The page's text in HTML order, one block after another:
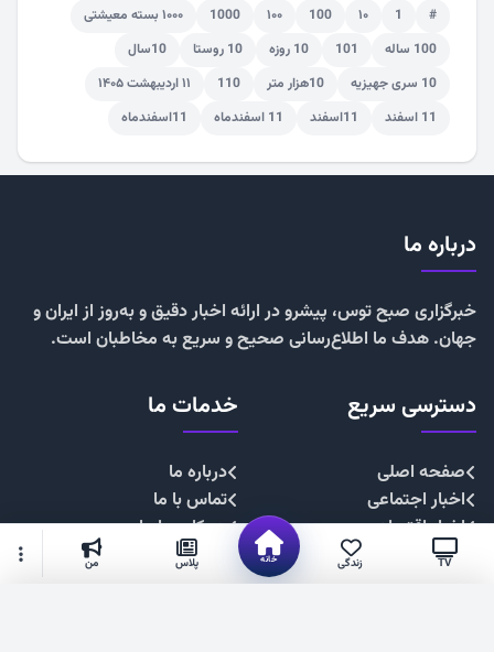
#
1 ۱۰ 100 ۱۰۰ 1000
۱۰۰۰ بسته معیشتی
100 ساله
101 10 روزه 10 روستا
10سال
10 سری جهیزیه
10هزار متر 110
۱۱ اردیبهشت ۱۴۰۵
11 اسفند
11اسفند 11 اسفندماه 11اسفندماه
TV زندگی خانه پلاس من
درباره ما
خبرگزاری صبح توس، پیشرو در ارائه اخبار دقیق و به‌روز از ایران و
جهان. هدف ما اطلاع‌رسانی صحیح و سریع به مخاطبان است.
دسترسی سریع
صفحه اصلی
اخبار اجتماعی
اخبار اقتصادی
اخبار چندرسانه
خدمات ما
درباره ما
تماس با ما
همکاری با ما
تبلیغات